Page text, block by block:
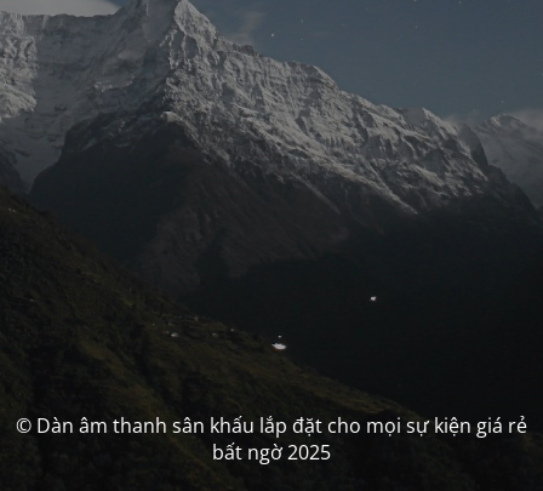
© Dàn âm thanh sân khấu lắp đặt cho mọi sự kiện giá rẻ
bất ngờ 2025